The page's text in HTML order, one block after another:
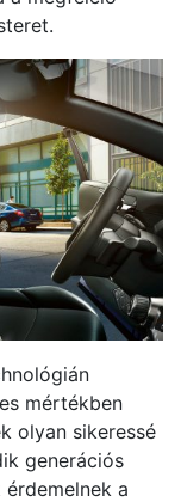
mértékben
olyan sikeressé
generációs
a